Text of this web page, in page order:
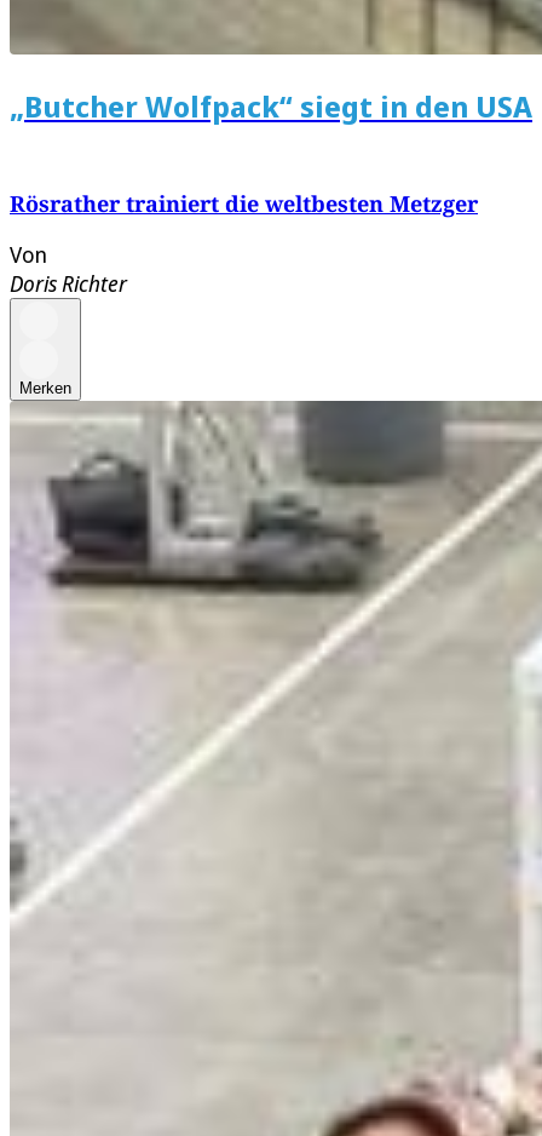
„Butcher Wolfpack“ siegt in den USA
Rösrather trainiert die weltbesten Metzger
Von
Doris Richter
Merken